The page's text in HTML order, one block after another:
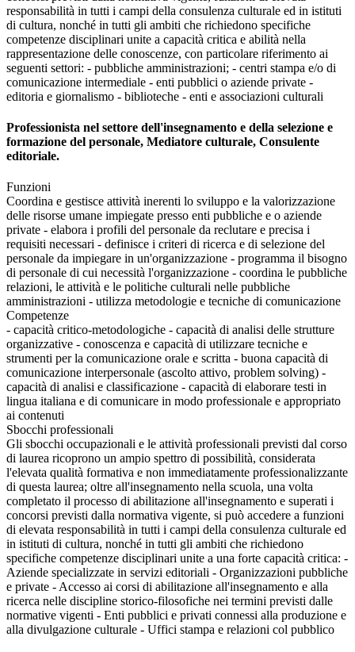
responsabilità in tutti i campi della consulenza culturale ed in istituti
di cultura, nonché in tutti gli ambiti che richiedono specifiche
competenze disciplinari unite a capacità critica e abilità nella
rappresentazione delle conoscenze, con particolare riferimento ai
seguenti settori: - pubbliche amministrazioni; - centri stampa e/o di
comunicazione intermediale - enti pubblici o aziende private -
editoria e giornalismo - biblioteche - enti e associazioni culturali
Professionista nel settore dell'insegnamento e della selezione e
formazione del personale, Mediatore culturale, Consulente
editoriale.
Funzioni
Coordina e gestisce attività inerenti lo sviluppo e la valorizzazione
delle risorse umane impiegate presso enti pubbliche e o aziende
private - elabora i profili del personale da reclutare e precisa i
requisiti necessari - definisce i criteri di ricerca e di selezione del
personale da impiegare in un'organizzazione - programma il bisogno
di personale di cui necessità l'organizzazione - coordina le pubbliche
relazioni, le attività e le politiche culturali nelle pubbliche
amministrazioni - utilizza metodologie e tecniche di comunicazione
Competenze
- capacità critico-metodologiche - capacità di analisi delle strutture
organizzative - conoscenza e capacità di utilizzare tecniche e
strumenti per la comunicazione orale e scritta - buona capacità di
comunicazione interpersonale (ascolto attivo, problem solving) -
capacità di analisi e classificazione - capacità di elaborare testi in
lingua italiana e di comunicare in modo professionale e appropriato
ai contenuti
Sbocchi professionali
Gli sbocchi occupazionali e le attività professionali previsti dal corso
di laurea ricoprono un ampio spettro di possibilità, considerata
l'elevata qualità formativa e non immediatamente professionalizzante
di questa laurea; oltre all'insegnamento nella scuola, una volta
completato il processo di abilitazione all'insegnamento e superati i
concorsi previsti dalla normativa vigente, si può accedere a funzioni
di elevata responsabilità in tutti i campi della consulenza culturale ed
in istituti di cultura, nonché in tutti gli ambiti che richiedono
specifiche competenze disciplinari unite a una forte capacità critica: -
Aziende specializzate in servizi editoriali - Organizzazioni pubbliche
e private - Accesso ai corsi di abilitazione all'insegnamento e alla
ricerca nelle discipline storico-filosofiche nei termini previsti dalle
normative vigenti - Enti pubblici e privati connessi alla produzione e
alla divulgazione culturale - Uffici stampa e relazioni col pubblico